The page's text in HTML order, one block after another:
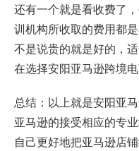
还有一个就是看收费了
训机构所收取的费用都
不是说贵的就是好的，
在选择安阳亚马逊跨境
总结：以上就是安阳亚
亚马逊的接受相应的专
自己更好地把亚马逊店